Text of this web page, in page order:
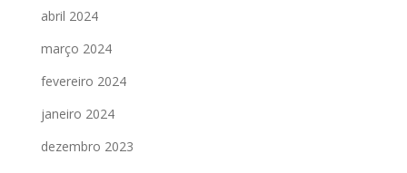
abril 2024
março 2024
fevereiro 2024
janeiro 2024
dezembro 2023